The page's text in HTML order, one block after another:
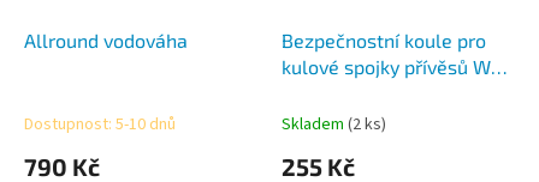
Allround vodováha
Dostupnost: 5-10 dnů
790 Kč
Bezpečnostní koule pro
kulové spojky přívěsů WS
Skladem (2 ks)
255 Kč